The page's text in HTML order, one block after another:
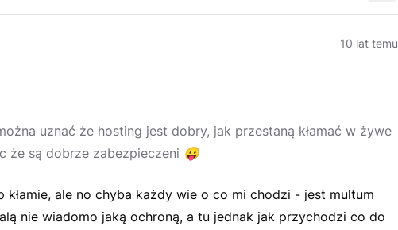
10 lat temu
uznać że hosting jest dobry, jak przestaną kłamać w żywe
że są dobrze zabezpieczeni 😛
kłamie, ale no chyba każdy wie o co mi chodzi - jest multum
nie wiadomo jaką ochroną, a tu jednak jak przychodzi co do